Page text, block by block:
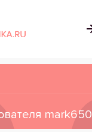
mark650